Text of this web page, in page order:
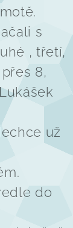
s
, třetí,
8,
už
do